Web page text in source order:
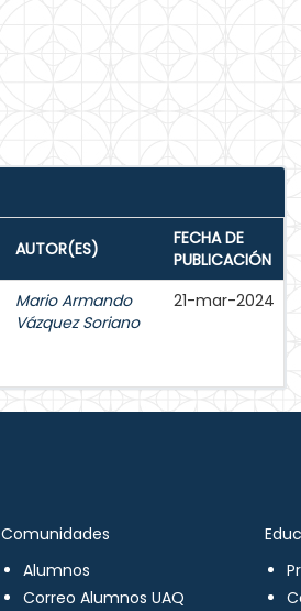
AUTOR(ES)
FECHA DE
PUBLICACIÓN
Mario Armando
Vázquez Soriano
21-mar-2024
Comunidades
Alumnos
Correo Alumnos UAQ